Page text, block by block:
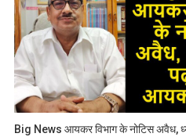
Big News आयकर विभाग के नोटिस अवैध,